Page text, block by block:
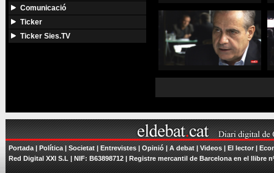
Comunicació
Ticker
Ticker Sies.TV
Portada | Política | Societat | Entrevistes | Opinió | A debat | Videos | El lector|
Red Digital XXI S.L | NIF: B63898712 | Registre mercantil de Barcelona en el llibre